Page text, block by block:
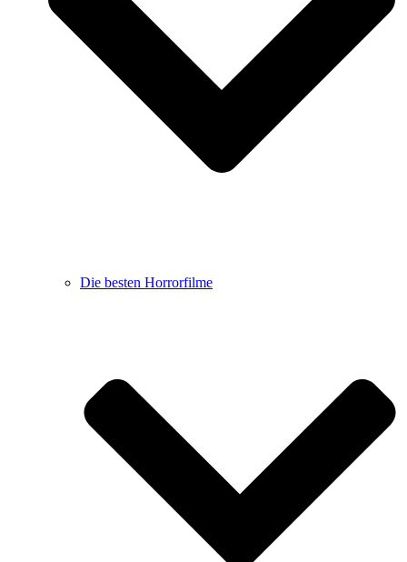
Die besten Horrorfilme